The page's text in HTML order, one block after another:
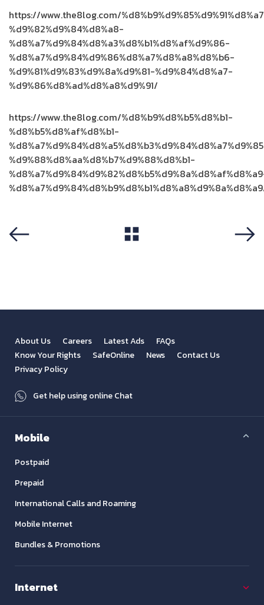
https://www.the8log.com/
%d9%82%d9%84%d8%a8-
%d8%a7%d9%84%d8%a3%d8%b1%d8%af%d9%86-
%d8%a7%d9%84%d9%86%d8%a7%d8%a8%d8%b6-
%d9%81%d9%83%d9%8a%d9%81-%d9%84%d8%a7-
%d9%86%d8%ad%d8%a8%d9%91/
https://www.the8log.com/%d8%b9%d8%b5%d8%b1-
%d8%b5%d8%af%d8%b1-
%d9%88%d8%aa%d8%b7%d9%88%d8%b1-
About Us Careers Latest Ads
FAQs
Know Your Rights
SafeOnline News
Contact Us
Privacy Policy
Get help using online Chat
Mobile
Postpaid
Prepaid
International Calls and Roaming
Mobile Internet
Bundles & Promotions
Internet